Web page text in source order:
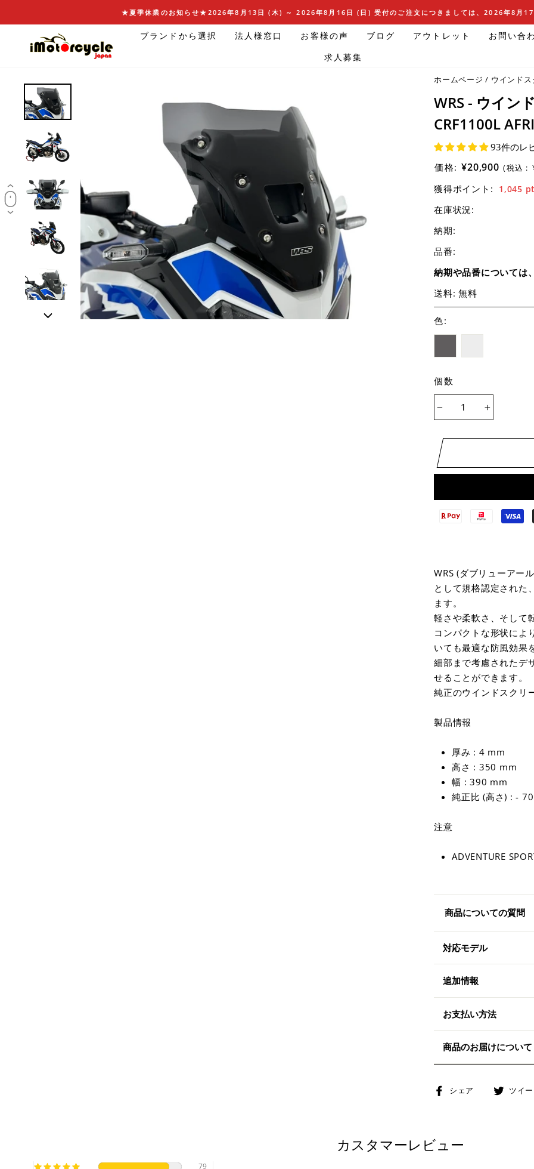
ン
★夏季休業のお知らせ★2026年8月13日 (木) ～ 2026年8月16日 (日) 受付のご注文につきましては、2026年8月17
ブランドから選択 法人様窓口 お客様の声 ブログ アウトレット
お問い合
求人募集
ホームページ / ウインド
WRS - ウイン
CRF1100L
93件のレ
価格: ¥20,900 (税込 :
獲得ポイント: 1,045 pt
在庫状況:
納期:
品番:
納期や品番については
送料: 無料
色:
個数
WRS (ダブリューアー
として規格認定された
ます。
軽さや柔軟さ、そして
コンパクトな形状によ
いても最適な防風効果
細部まで考慮されたデ
せることができます。
純正のウインドスクリ
製品情報
厚み : 4 mm
高さ : 350 mm
幅 : 390 mm
純正比 (高さ) : -
注意
ADVENTURE
商品についての質問
対応モデル
追加情報
お支払い方法
商品のお届けについて
シェア
Facebook
ツイー
カスタマーレビュー
79